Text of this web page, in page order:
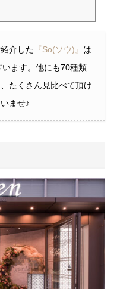
介した 『So(ソウ)』 は
ます。他にも70種類
たくさん見比べて頂け
ませ♪